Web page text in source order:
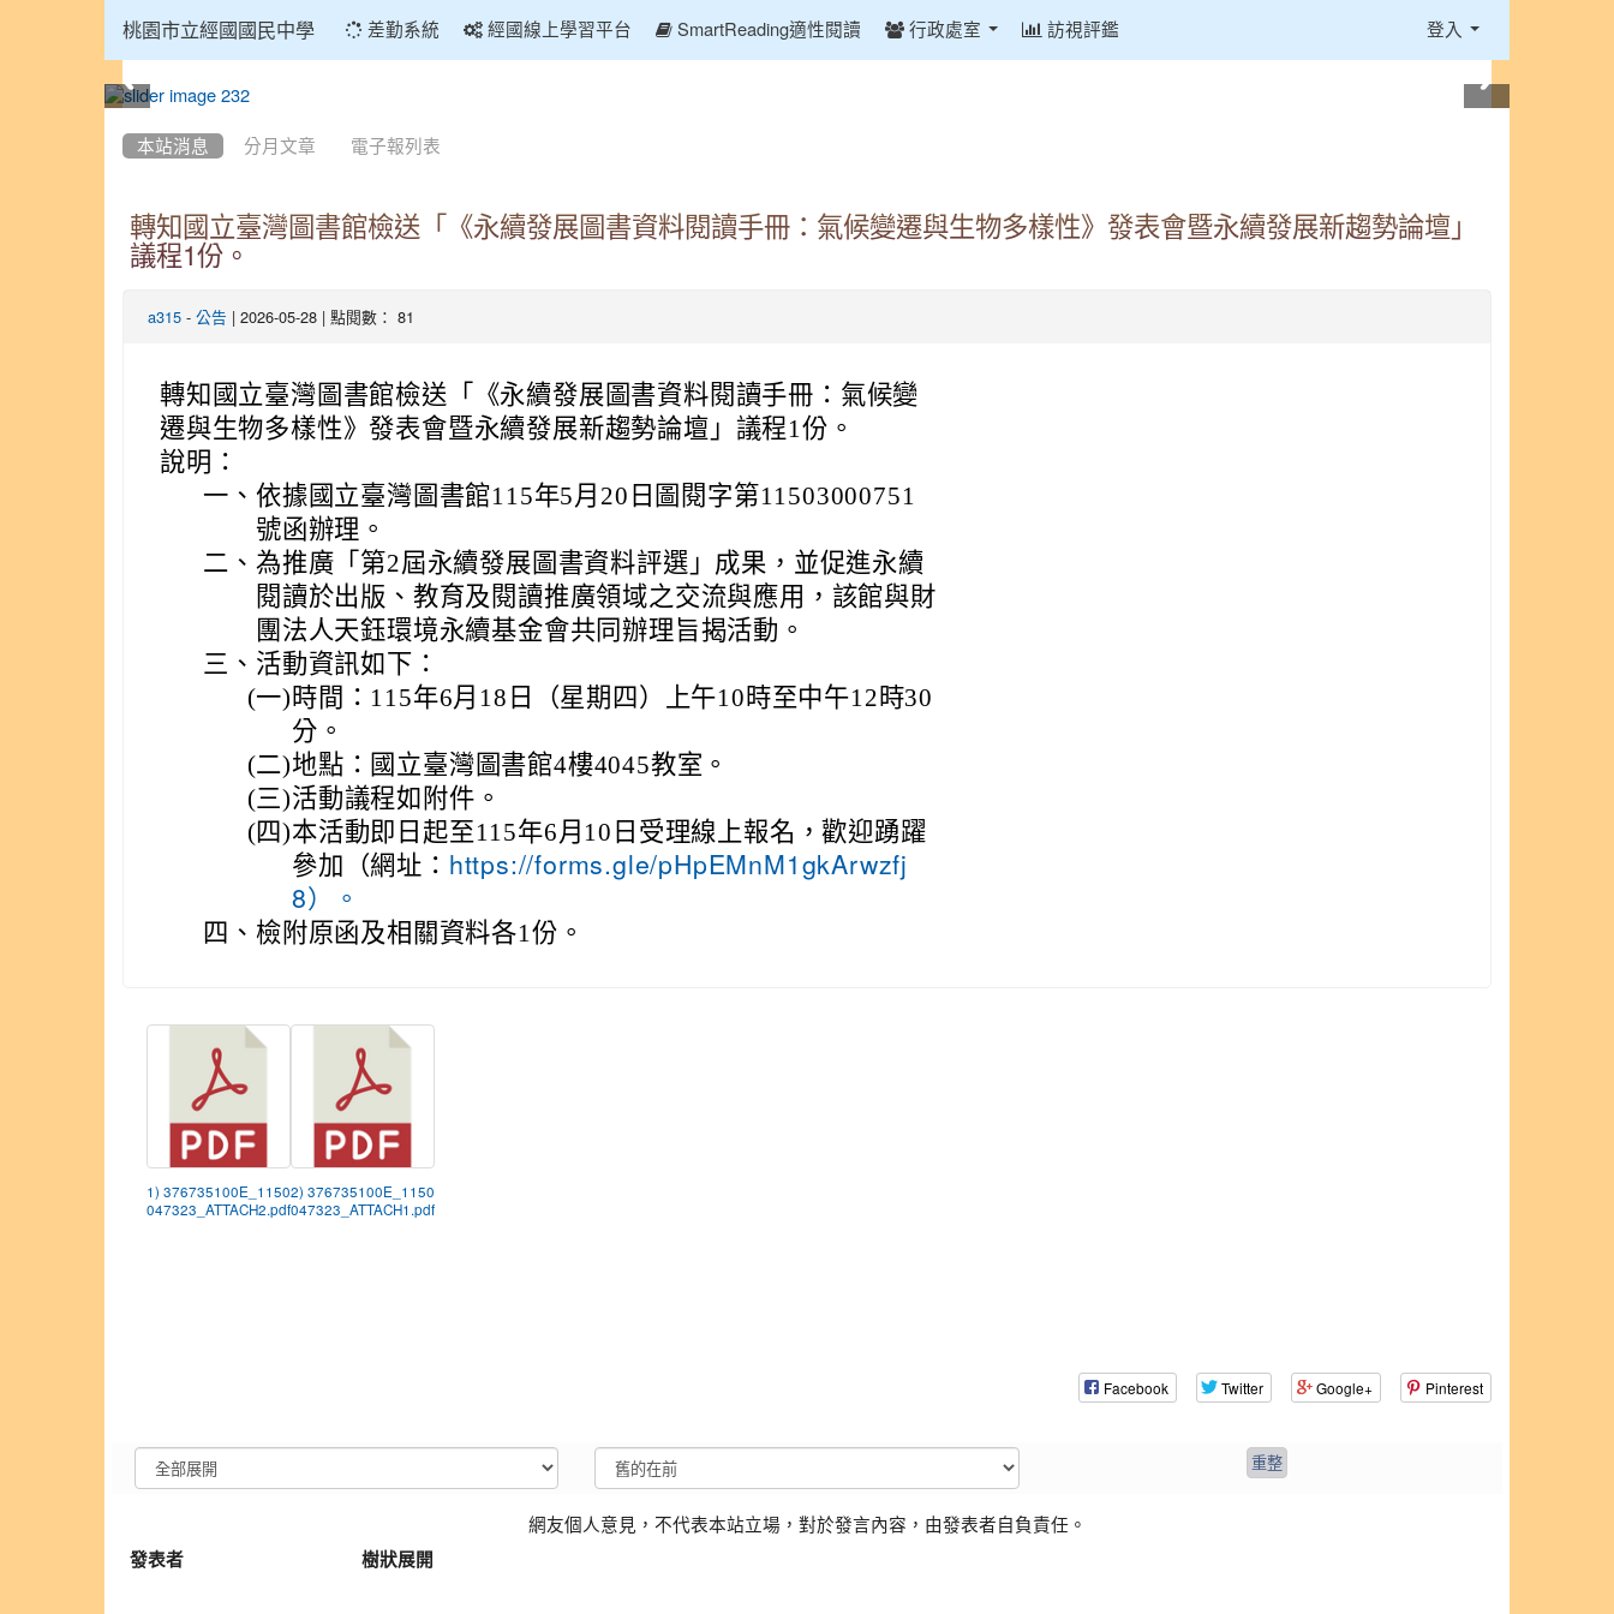
桃園市立經國國民中學 差勤系統 經國線上學習平台 SmartReading適性閱讀 行政處室 訪視評鑑 登入
本站消息 分月文章 電子報列表
轉知國立臺灣圖書館檢送「《永續發展圖書資料閱讀手冊：氣候變遷與生物多樣性》發表會暨永續發展新趨勢論壇」
議程1份。
a315 - 公告 | 2026-05-28 | 點閱數： 81
轉知國立臺灣圖書館檢送「《永續發展圖書資料閱讀手冊：氣候變
遷與生物多樣性》發表會暨永續發展新趨勢論壇」議程1份。
說明：
一、 依據國立臺灣圖書館115年5月20日圖閱字第11503000751
號函辦理。
二、 為推廣「第2屆永續發展圖書資料評選」成果，並促進永續
閱讀於出版、教育及閱讀推廣領域之交流與應用，該館與財
團法人天鈺環境永續基金會共同辦理旨揭活動。
三、 活動資訊如下：
(一) 時間：115年6月18日（星期四）上午10時至中午12時30
分。
(二)地點：國立臺灣圖書館4樓4045教室。
(三)活動議程如附件。
(四)本活動即日起至115年6月10日受理線上報名，歡迎踴躍
參加（網址： https://forms.gle/pHpEMnM1gkArwzfj
8）。
四、 檢附原函及相關資料各1份。
1) 376735100E_1150
047323_ATTACH2.pdf
2) 376735100E_1150
047323_ATTACH1.pdf
Facebook Twitter Google+ Pinterest
網友個人意見，不代表本站立場，對於發言內容，由發表者自負責任。
發表者
樹狀展開